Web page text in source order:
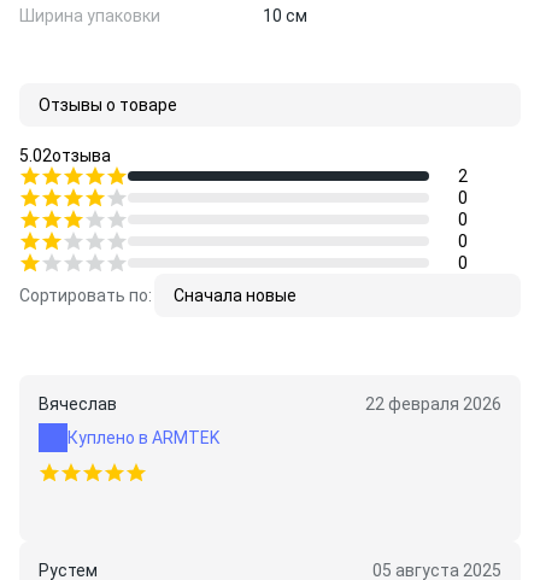
Ширина упаковки 10 см
Отзывы о товаре
5.02отзыва
2
0
0
0
0
Сортировать по:
Сначала новые
Вячеслав
22 февраля 2026
Куплено в ARMTEK
Рустем
05 августа 2025